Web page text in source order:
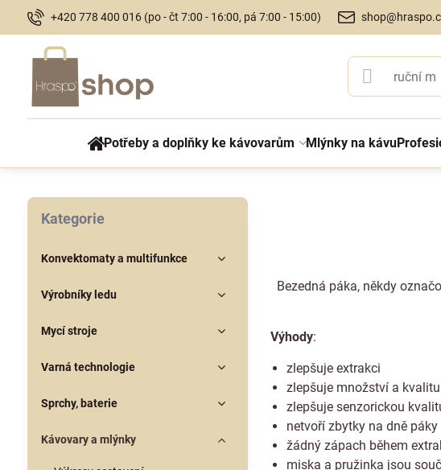
+420 778 400 016 (po - čt 7:00 - 16:00, pá 7:00 - 15:00)
Potřeby a doplňky ke kávovarům Mlýnky na kávu
Bezedná páka, někdy
Výhody:
zlepšuje extrakci
zlepšuje množství a
zlepšuje senzorickou
netvoří zbytky na dně páky
žádný zápach během
miska a pružinka jsou
Kategorie
Konvektomaty a multifunkce
Výrobníky ledu
Mycí stroje
Varná technologie
Sprchy, baterie
Kávovary a mlýnky